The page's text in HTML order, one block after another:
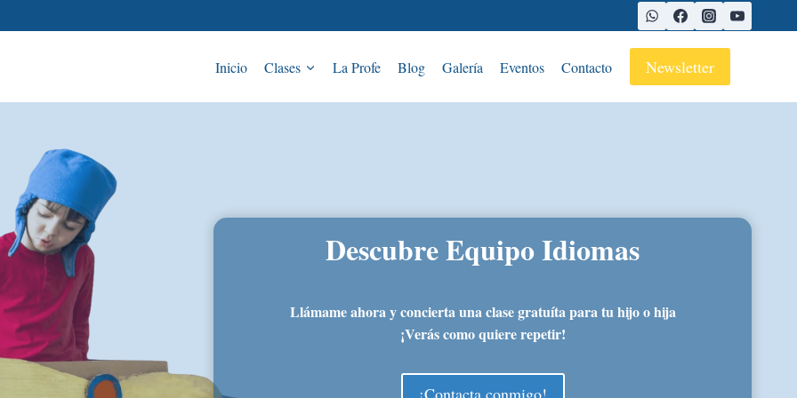
Inicio Clases La Profe Blog Galería Eventos Contacto Newsletter
Descubre Equipo Idiomas
Llámame ahora y concierta una clase gratuíta para tu hijo o hija
¡Verás como quiere repetir!
¡Contacta conmigo!